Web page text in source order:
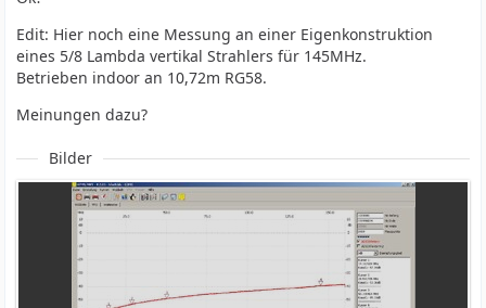
Edit: Hier noch eine Messung an einer Eigenkonstruktion
eines 5/8 Lambda vertikal Strahlers für 145MHz.
Betrieben indoor an 10,72m RG58.
Meinungen dazu?
Bilder